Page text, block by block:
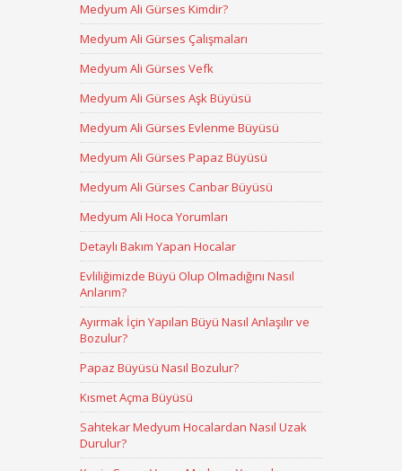
Medyum Ali Gürses Kimdir?
Medyum Ali Gürses Çalışmaları
Medyum Ali Gürses Vefk
Medyum Ali Gürses Aşk Büyüsü
Medyum Ali Gürses Evlenme Büyüsü
Medyum Ali Gürses Papaz Büyüsü
Medyum Ali Gürses Canbar Büyüsü
Medyum Ali Hoca Yorumları
Detaylı Bakım Yapan Hocalar
Evliliğimizde Büyü Olup Olmadığını Nasıl
Anlarım?
Ayırmak İçin Yapılan Büyü Nasıl Anlaşılır ve
Bozulur?
Papaz Büyüsü Nasıl Bozulur?
Kısmet Açma Büyüsü
Sahtekar Medyum Hocalardan Nasıl Uzak
Durulur?